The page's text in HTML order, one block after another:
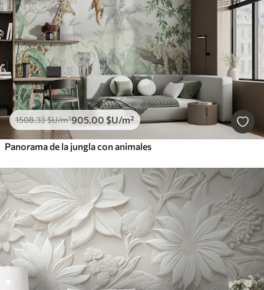
1508.33$U/m²905 .00 $U/m²
Panorama de la jungla con animales